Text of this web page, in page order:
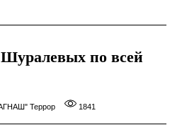
по всей
Террор 1841